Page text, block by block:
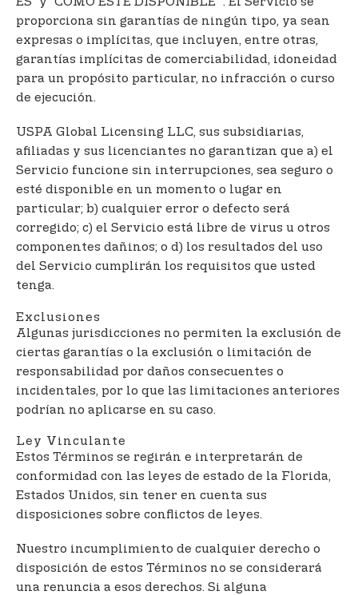
proporciona sin garantías de ningún tipo, ya sean
expresas o implícitas, que incluyen, entre otras,
garantías implícitas de comerciabilidad, idoneidad
para un propósito particular, no infracción o curso
de ejecución.
USPA Global Licensing LLC, sus subsidiarias,
afiliadas y sus licenciantes no garantizan que a) el
Servicio funcione sin interrupciones, sea seguro o
esté disponible en un momento o lugar en
particular; b) cualquier error o defecto será
corregido; c) el Servicio está libre de virus u otros
componentes dañinos; o d) los resultados del uso
del Servicio cumplirán los requisitos que usted
tenga.
Exclusiones
Algunas jurisdicciones no permiten la exclusión de
ciertas garantías o la exclusión o limitación de
responsabilidad por daños consecuentes o
incidentales, por lo que las limitaciones anteriores
podrían no aplicarse en su caso.
Ley Vinculante
Estos Términos se regirán e interpretarán de
conformidad con las leyes de estado de la Florida,
Estados Unidos, sin tener en cuenta sus
disposiciones sobre conflictos de leyes.
Nuestro incumplimiento de cualquier derecho o
disposición de estos Términos no se considerará
una renuncia a esos derechos. Si alguna